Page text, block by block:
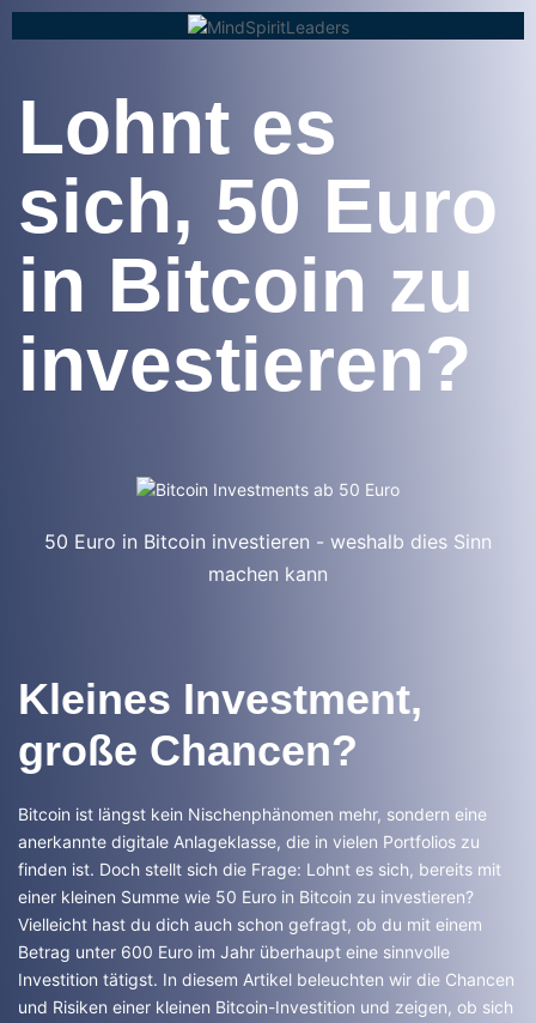
Lohnt es
sich, 50 Euro
in Bitcoin zu
investieren?
50 Euro in Bitcoin investieren - weshalb dies Sinn
machen kann
Kleines Investment,
große Chancen?
Bitcoin ist längst kein Nischenphänomen mehr, sondern eine
anerkannte digitale Anlageklasse, die in vielen Portfolios zu
finden ist. Doch stellt sich die Frage: Lohnt es sich, bereits mit
einer kleinen Summe wie 50 Euro in Bitcoin zu investieren?
Vielleicht hast du dich auch schon gefragt, ob du mit einem
Betrag unter 600 Euro im Jahr überhaupt eine sinnvolle
Investition tätigst. In diesem Artikel beleuchten wir die Chancen
und Risiken einer kleinen Bitcoin-Investition und zeigen, ob sich